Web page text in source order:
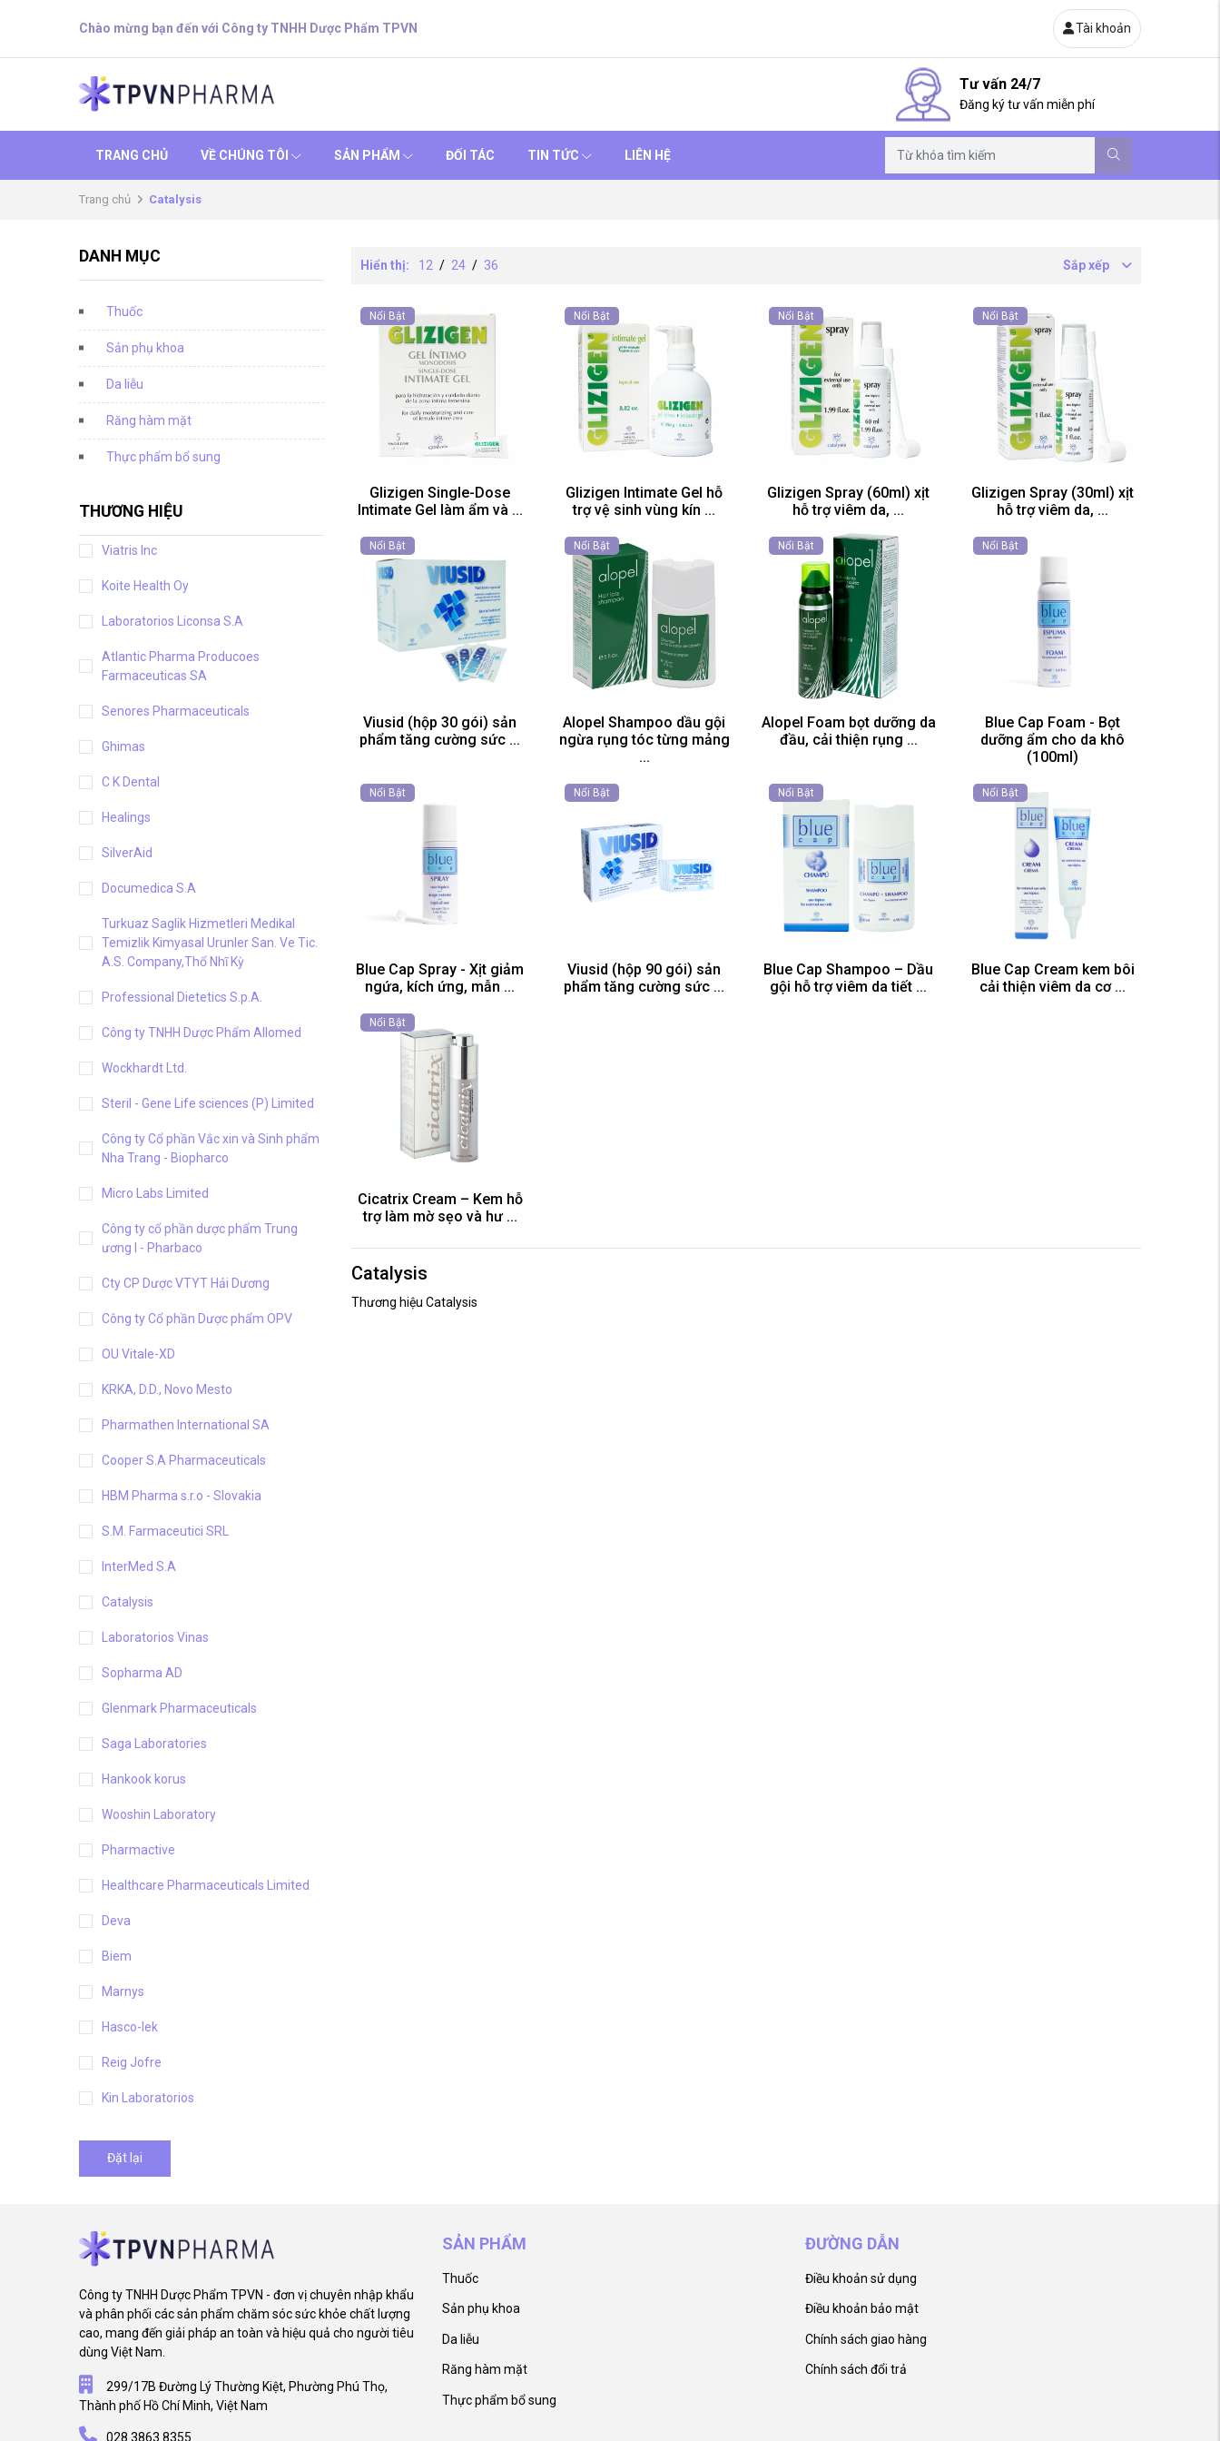
Chào mừng bạn đến với Công ty TNHH Dược Phẩm TPVN Tài khoản
Tư vấn 24/7
Đăng ký tư vấn miễn phí
TRANG CHỦ VỀ CHÚNG TÔI SẢN PHẨM ĐỐI TÁC TIN TỨC LIÊN HỆ
Trang chủ Catalysis
DANH MỤC
Thuốc
Sản phụ khoa
Da liễu
Răng hàm mặt
Thực phẩm bổ sung
THƯƠNG HIỆU
Viatris Inc
Koite Health Oy
Laboratorios Liconsa S.A
Atlantic Pharma Producoes
Farmaceuticas SA
Senores Pharmaceuticals
Ghimas
C K Dental
Healings
SilverAid
Documedica S.A
Turkuaz Saglik Hizmetleri Medikal
Temizlik Kimyasal Urunler San. Ve Tic.
A.S. Company,Thổ Nhĩ Kỳ
Professional Dietetics S.p.A.
Công ty TNHH Dược Phẩm Allomed
Wockhardt Ltd.
Steril - Gene Life sciences (P) Limited
Công ty Cổ phần Vắc xin và Sinh phẩm
Nha Trang - Biopharco
Micro Labs Limited
Công ty cổ phần dược phẩm Trung
ương I - Pharbaco
Cty CP Dược VTYT Hải Dương
Công ty Cổ phần Dược phẩm OPV
OU Vitale-XD
KRKA, D.D., Novo Mesto
Pharmathen International SA
Cooper S.A Pharmaceuticals
HBM Pharma s.r.o - Slovakia
S.M. Farmaceutici SRL
InterMed S.A
Catalysis
Laboratorios Vinas
Sopharma AD
Glenmark Pharmaceuticals
Saga Laboratories
Hankook korus
Wooshin Laboratory
Pharmactive
Healthcare Pharmaceuticals Limited
Deva
Biem
Marnys
Hasco-lek
Reig Jofre
Kin Laboratorios
Đặt lại
Hiển thị: 12 / 24 / 36 Sắp xếp
Nổi Bật
Glizigen Single-Dose
Intimate Gel làm ẩm và ...
Nổi Bật
Glizigen Intimate Gel hỗ
trợ vệ sinh vùng kín ...
Nổi Bật
Glizigen Spray (60ml) xịt
hỗ trợ viêm da, ...
Nổi Bật
Glizigen Spray (30ml) xịt
hỗ trợ viêm da, ...
Nổi Bật
Viusid (hộp 30 gói) sản
phẩm tăng cường sức ...
Nổi Bật
Alopel Shampoo dầu gội
ngừa rụng tóc từng mảng
...
Nổi Bật
Alopel Foam bọt dưỡng da
đầu, cải thiện rụng ...
Nổi Bật
Blue Cap Foam - Bọt
dưỡng ẩm cho da khô
(100ml)
Nổi Bật
Blue Cap Spray - Xịt giảm
ngứa, kích ứng, mẫn ...
Nổi Bật
Viusid (hộp 90 gói) sản
phẩm tăng cường sức ...
Nổi Bật
Blue Cap Shampoo – Dầu
gội hỗ trợ viêm da tiết ...
Nổi Bật
Blue Cap Cream kem bôi
cải thiện viêm da cơ ...
Nổi Bật
Cicatrix Cream – Kem hỗ
trợ làm mờ sẹo và hư ...
Catalysis
Thương hiệu Catalysis
Công ty TNHH Dược Phẩm TPVN - đơn vị chuyên nhập khẩu
và phân phối các sản phẩm chăm sóc sức khỏe chất lượng
cao, mang đến giải pháp an toàn và hiệu quả cho người tiêu
dùng Việt Nam.
299/17B Đường Lý Thường Kiệt, Phường Phú Thọ,
Thành phố Hồ Chí Minh, Việt Nam
028.3863.8355
SẢN PHẨM
Thuốc
Sản phụ khoa
Da liễu
Răng hàm mặt
Thực phẩm bổ sung
ĐƯỜNG DẪN
Điều khoản sử dụng
Điều khoản bảo mật
Chính sách giao hàng
Chính sách đổi trả